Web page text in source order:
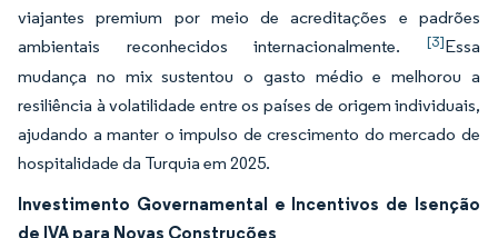
viajantes premium por meio de acreditações e padrões
ambientais reconhecidos internacionalmente. [3]Essa
mudança no mix sustentou o gasto médio e melhorou a
resiliência à volatilidade entre os países de origem individuais,
ajudando a manter o impulso de crescimento do mercado de
hospitalidade da Turquia em 2025.
Investimento Governamental e Incentivos de Isenção
de IVA para Novas Construções